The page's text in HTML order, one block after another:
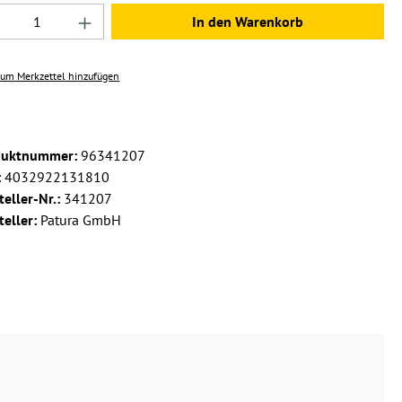
Anzahl: Gib den gewünschten Wert
In den Warenkorb
Merkzettel hinzufügen
96341207
4032922131810
Nr.: 341207
Patura GmbH